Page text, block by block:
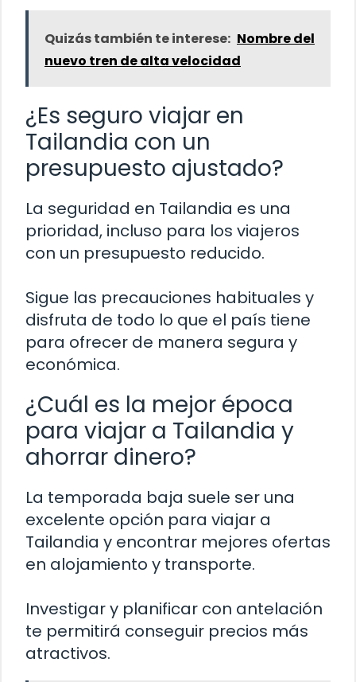
Quizás también te interese: Nombre del
nuevo tren de alta velocidad
¿Es seguro viajar en
Tailandia con un
presupuesto ajustado?
La seguridad en Tailandia es una
prioridad, incluso para los viajeros
con un presupuesto reducido.
Sigue las precauciones habituales y
disfruta de todo lo que el país tiene
para ofrecer de manera segura y
económica.
¿Cuál es la mejor época
para viajar a Tailandia y
ahorrar dinero?
La temporada baja suele ser una
excelente opción para viajar a
Tailandia y encontrar mejores ofertas
en alojamiento y transporte.
Investigar y planificar con antelación
te permitirá conseguir precios más
atractivos.